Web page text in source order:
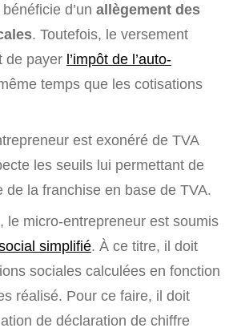
d’un allègement des
. Toutefois, le versement
de payer l’impôt de l’auto-
temps que les cotisations
est exonéré de TVA
les seuils lui permettant de
de la franchise en base de TVA.
le micro-entrepreneur est soumis
simplifié. À ce titre, il doit
sociales calculées en fonction
réalisé. Pour ce faire, il doit
de déclaration de chiffre